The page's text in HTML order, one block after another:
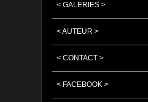
< GALERIES >
< AUTEUR >
< CONTACT >
< FACEBOOK >